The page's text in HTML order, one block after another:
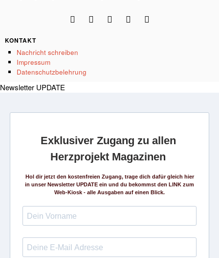
KONTAKT
Nachricht schreiben
Impressum
Datenschutzbelehrung
Newsletter UPDATE